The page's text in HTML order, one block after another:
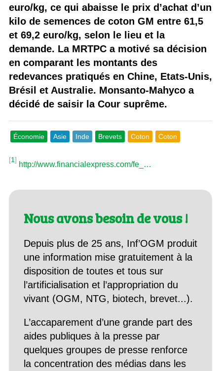
euro/kg, ce qui abaisse le prix d’achat d’un
kilo de semences de coton GM entre 61,5
et 69,2 euro/kg, selon le lieu et la
demande. La MRTPC a motivé sa décision
en comparant les montants des
redevances pratiqués en Chine, Etats-Unis,
Brésil et Australie. Monsanto-Mahyco a
décidé de saisir la Cour suprême.
Économie Asie Inde Brevets Coton Coton
[1]
http://www.financialexpress.com/fe_…
Nous avons besoin de vous !
Depuis plus de 25 ans, Inf’OGM produit
une information mise gratuitement à la
disposition de toutes et tous sur
l’artificialisation et l’appropriation du
vivant (OGM, NTG, biotech, brevet...).
L’accaparement d’une grande part des
aides publiques à la presse par
quelques groupes de presse renforce
la concentration des médias dans les